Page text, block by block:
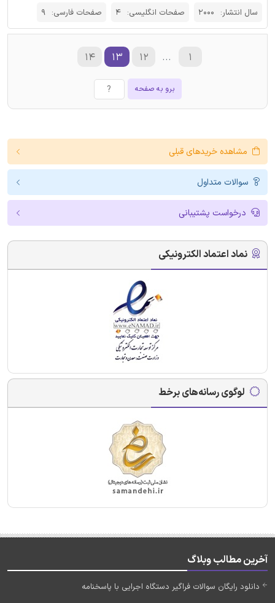
سال انتشار: 2000 صفحات انگلیسی: 4 صفحات فارسی: 9
برو به صفحه
۱ ... ۱۲ ۱۳ ۱۴
مشاهده خریدهای قبلی
سوالات متداول
درخواست پشتیبانی
نماد اعتماد الکترونیکی
لوگوی رسانه‌های برخط
آخرین مطالب وبلاگ
دانلود رایگان سوالات فراگیر دستگاه اجرایی با پاسخنامه